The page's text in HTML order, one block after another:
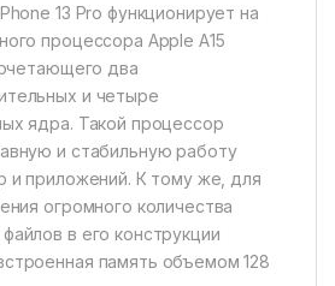
13 Pro функционирует на
процессора Apple A15
два
и четыре
ядра. Такой процессор
и стабильную работу
и приложений. К тому же, для
огромного количества
в его конструкции
память объемом 128